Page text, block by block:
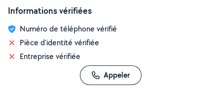
Informations vérifiées
Numéro de téléphone vérifié
Pièce d'identité vérifiée
Entreprise vérifiée
Appeler